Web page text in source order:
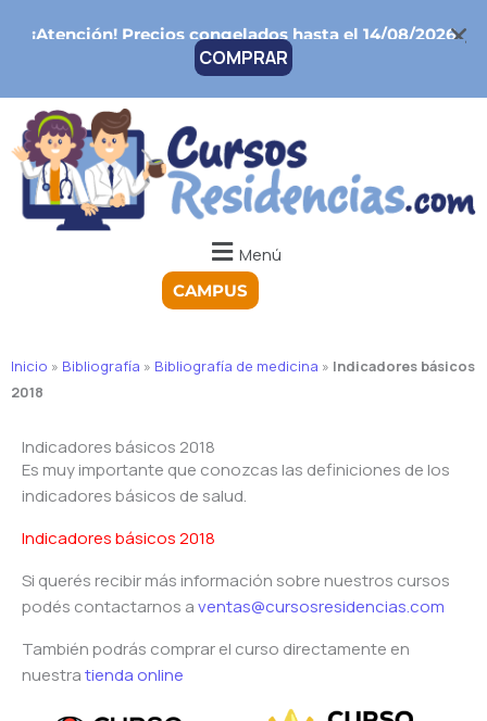
¡Atención!Precios congelados hasta el 14/08/2026
COMPRAR
Menú
CAMPUS
Inicio » Bibliografía » Bibliografía de medicina » Indicadores básicos
2018
Indicadores básicos 2018
Es muy importante que conozcas las definiciones de los
indicadores básicos de salud.
Indicadores básicos 2018
Si querés recibir más información sobre nuestros cursos
podés contactarnos aventas@cursosresidencias.com
También podrás comprar el curso directamente en
nuestratienda online